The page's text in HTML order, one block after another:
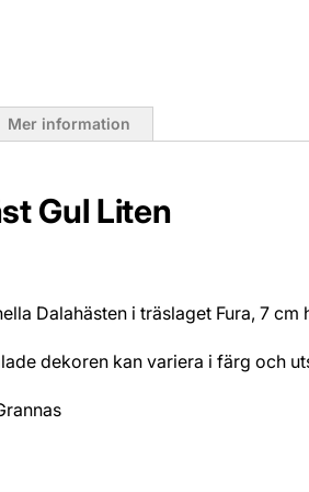
Gul Liten
Dalahästen i träslaget Fura, 7 cm
dekoren kan variera i färg och
Mer information